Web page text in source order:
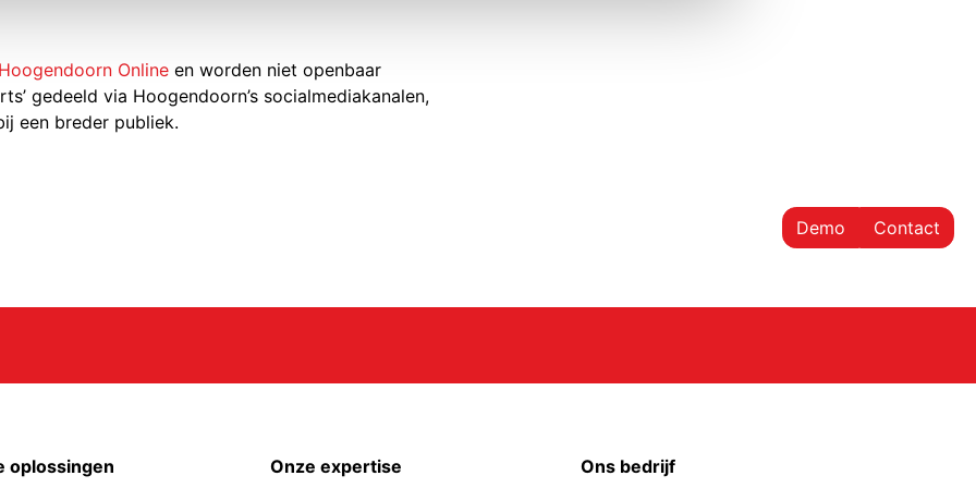
Onlineen worden niet openbaar
gedeeld via Hoogendoorn’s socialmediakanalen,
een breder publiek.
Demo Contact
oplossingen Onze expertise Ons bedrijf